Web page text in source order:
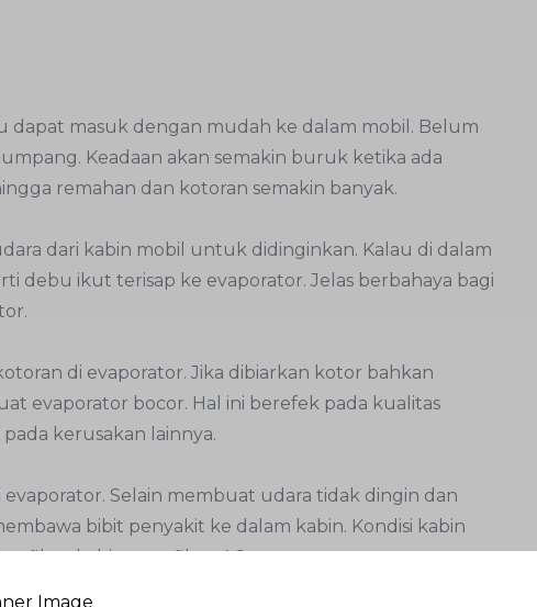
dapat masuk dengan mudah ke dalam mobil. Belum
Keadaan akan semakin buruk ketika ada
remahan dan kotoran semakin banyak.
dari kabin mobil untuk didinginkan. Kalau di dalam
debu ikut terisap ke evaporator. Jelas berbahaya bagi
di evaporator. Jika dibiarkan kotor bahkan
evaporator bocor. Hal ini berefek pada kualitas
kerusakan lainnya.
Selain membuat udara tidak dingin dan
bibit penyakit ke dalam kabin. Kondisi kabin
filter kabin atau filter AC.